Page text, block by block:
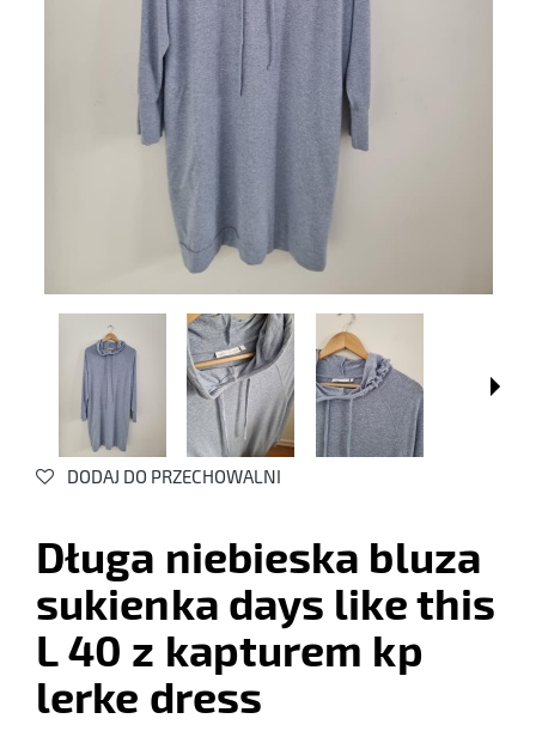
DODAJ DO PRZECHOWALNI
Długa niebieska bluza
sukienka days like this
L 40 z kapturem kp
lerke dress